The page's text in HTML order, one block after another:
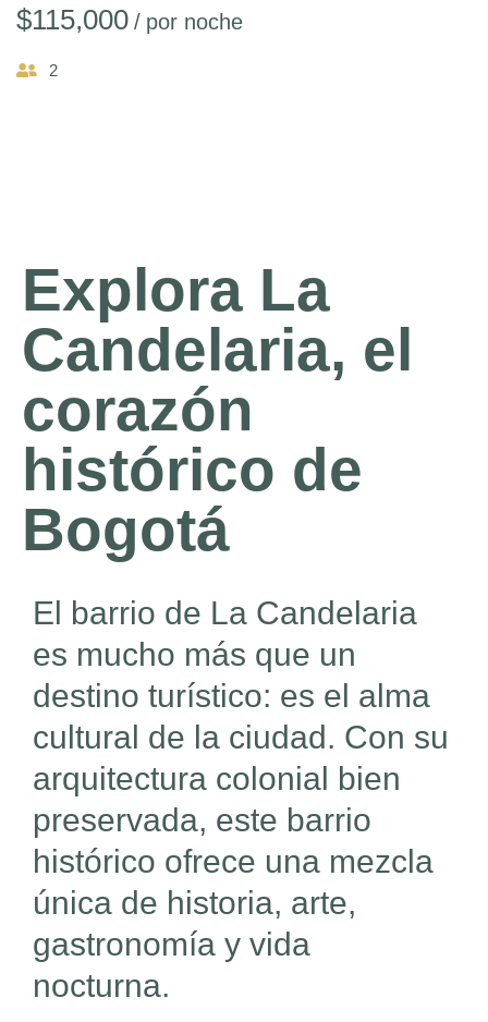
$115,000 por noche
2
Explora La
Candelaria, el
corazón
histórico de
Bogotá
El barrio de La Candelaria
es mucho más que un
destino turístico: es el alma
cultural de la ciudad. Con su
arquitectura colonial bien
preservada, este barrio
histórico ofrece una mezcla
única de historia, arte,
gastronomía y vida
nocturna.